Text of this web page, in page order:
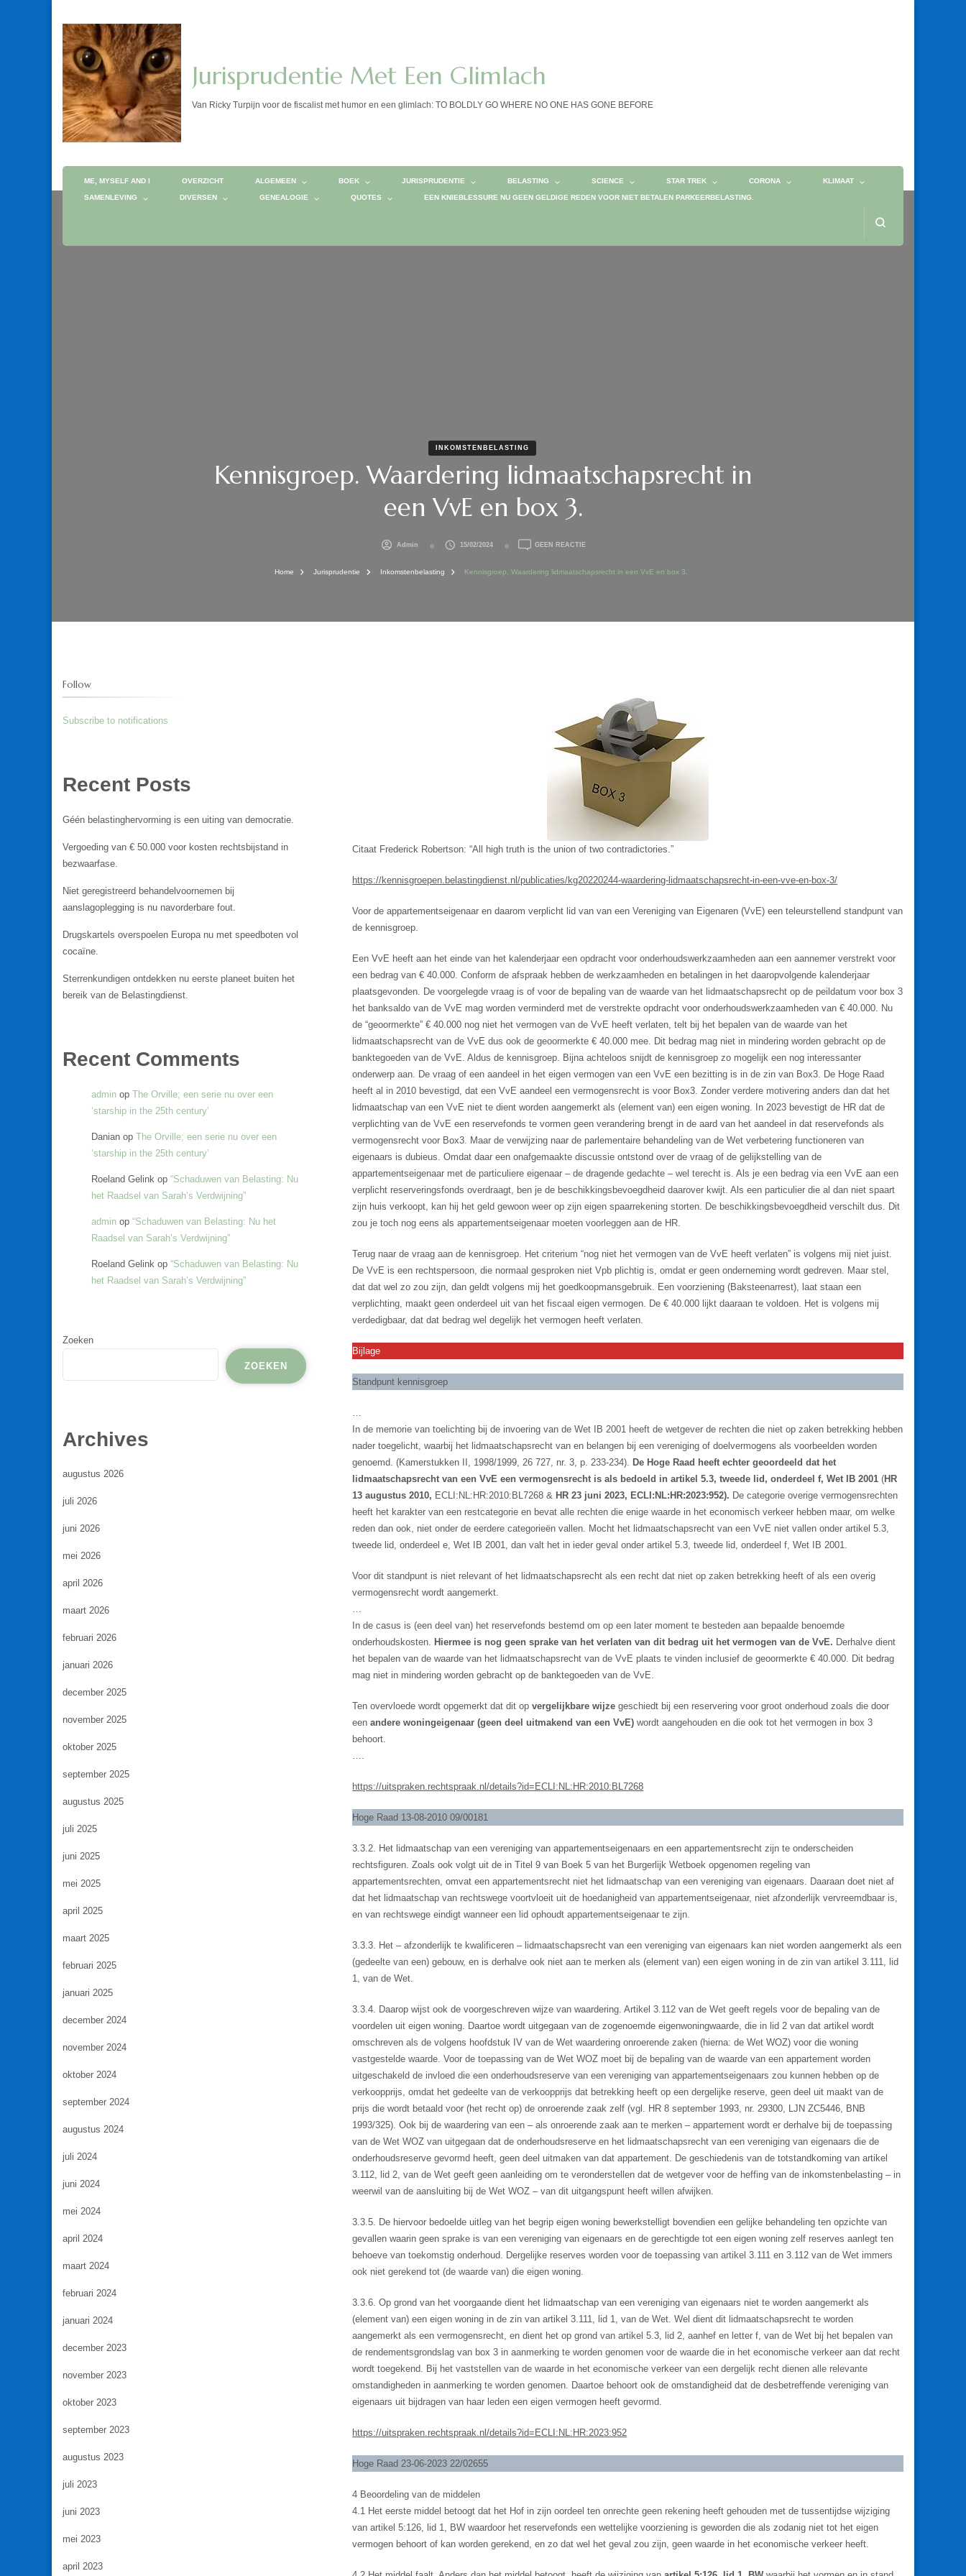
Jurisprudentie Met Een Glimlach
Van Ricky Turpijn voor de fiscalist met humor en een glimlach: TO BOLDLY GO WHERE NO ONE HAS GONE BEFORE
ME, MYSELF AND I OVERZICHT ALGEMEEN BOEK JURISPRUDENTIE BELASTING SCIENCE STAR TREK CORONA KLIMAAT
SAMENLEVING DIVERSEN GENEALOGIE QUOTES EEN KNIEBLESSURE NU GEEN GELDIGE REDEN VOOR NIET BETALEN PARKEERBELASTING.
INKOMSTENBELASTING
Kennisgroep. Waardering lidmaatschapsrecht in
een VvE en box 3.
Admin 15/02/2024 GEEN REACTIEOP
LIDMAATSCHAPSRECHT
Home Jurisprudentie Inkomstenbelasting Kennisgroep. Waardering lidmaatschapsrecht in een VvE en box 3.
Citaat Frederick Robertson: “All high truth is the union of two contradictories.”
https://kennisgroepen.belastingdienst.nl/publicaties/kg20220244-waardering-lidmaatschapsrecht-in-een-vve-en-box-3/
Voor de appartementseigenaar en daarom verplicht lid van van een Vereniging van Eigenaren (VvE) een teleurstellend standpunt van
de kennisgroep.
Een VvE heeft aan het einde van het kalenderjaar een opdracht voor onderhoudswerkzaamheden aan een aannemer verstrekt voor
een bedrag van € 40.000. Conform de afspraak hebben de werkzaamheden en betalingen in het daaropvolgende kalenderjaar
plaatsgevonden. De voorgelegde vraag is of voor de bepaling van de waarde van het lidmaatschapsrecht op de peildatum voor box 3
het banksaldo van de VvE mag worden verminderd met de verstrekte opdracht voor onderhoudswerkzaamheden van € 40.000. Nu
de “geoormerkte” € 40.000 nog niet het vermogen van de VvE heeft verlaten, telt bij het bepalen van de waarde van het
lidmaatschapsrecht van de VvE dus ook de geoormerkte € 40.000 mee. Dit bedrag mag niet in mindering worden gebracht op de
banktegoeden van de VvE. Aldus de kennisgroep. Bijna achteloos snijdt de kennisgroep zo mogelijk een nog interessanter
onderwerp aan. De vraag of een aandeel in het eigen vermogen van een VvE een bezitting is in de zin van Box3. De Hoge Raad
heeft al in 2010 bevestigd, dat een VvE aandeel een vermogensrecht is voor Box3. Zonder verdere motivering anders dan dat het
lidmaatschap van een VvE niet te dient worden aangemerkt als (element van) een eigen woning. In 2023 bevestigt de HR dat de
verplichting van de VvE een reservefonds te vormen geen verandering brengt in de aard van het aandeel in dat reservefonds als
vermogensrecht voor Box3. Maar de verwijzing naar de parlementaire behandeling van de Wet verbetering functioneren van
eigenaars is dubieus. Omdat daar een onafgemaakte discussie ontstond over de vraag of de gelijkstelling van de
appartementseigenaar met de particuliere eigenaar – de dragende gedachte – wel terecht is. Als je een bedrag via een VvE aan een
verplicht reserveringsfonds overdraagt, ben je de beschikkingsbevoegdheid daarover kwijt. Als een particulier die al dan niet spaart
zijn huis verkoopt, kan hij het geld gewoon weer op zijn eigen spaarrekening storten. De beschikkingsbevoegdheid verschilt dus. Dit
zou je toch nog eens als appartementseigenaar moeten voorleggen aan de HR.
Terug naar de vraag aan de kennisgroep. Het criterium “nog niet het vermogen van de VvE heeft verlaten” is volgens mij niet juist.
De VvE is een rechtspersoon, die normaal gesproken niet Vpb plichtig is, omdat er geen onderneming wordt gedreven. Maar stel,
dat dat wel zo zou zijn, dan geldt volgens mij het goedkoopmansgebruik. Een voorziening (Baksteenarrest), laat staan een
verplichting, maakt geen onderdeel uit van het fiscaal eigen vermogen. De € 40.000 lijkt daaraan te voldoen. Het is volgens mij
verdedigbaar, dat dat bedrag wel degelijk het vermogen heeft verlaten.
Bijlage
Standpunt kennisgroep
…
In de memorie van toelichting bij de invoering van de Wet IB 2001 heeft de wetgever de rechten die niet op zaken betrekking hebben
nader toegelicht, waarbij het lidmaatschapsrecht van en belangen bij een vereniging of doelvermogens als voorbeelden worden
genoemd. (Kamerstukken II, 1998/1999, 26 727, nr. 3, p. 233-234). De Hoge Raad heeft echter geoordeeld dat het
lidmaatschapsrecht van een VvE een vermogensrecht is als bedoeld in artikel 5.3, tweede lid, onderdeel f, Wet IB 2001 (HR
13 augustus 2010, ECLI:NL:HR:2010:BL7268 & HR 23 juni 2023, ECLI:NL:HR:2023:952). De categorie overige vermogensrechten
heeft het karakter van een restcategorie en bevat alle rechten die enige waarde in het economisch verkeer hebben maar, om welke
reden dan ook, niet onder de eerdere categorieën vallen. Mocht het lidmaatschapsrecht van een VvE niet vallen onder artikel 5.3,
tweede lid, onderdeel e, Wet IB 2001, dan valt het in ieder geval onder artikel 5.3, tweede lid, onderdeel f, Wet IB 2001.
Voor dit standpunt is niet relevant of het lidmaatschapsrecht als een recht dat niet op zaken betrekking heeft of als een overig
vermogensrecht wordt aangemerkt.
…
In de casus is (een deel van) het reservefonds bestemd om op een later moment te besteden aan bepaalde benoemde
onderhoudskosten. Hiermee is nog geen sprake van het verlaten van dit bedrag uit het vermogen van de VvE. Derhalve dient
het bepalen van de waarde van het lidmaatschapsrecht van de VvE plaats te vinden inclusief de geoormerkte € 40.000. Dit bedrag
mag niet in mindering worden gebracht op de banktegoeden van de VvE.
Ten overvloede wordt opgemerkt dat dit opvergelijkbare wijzegeschiedt bij een reservering voor groot onderhoud zoals die door
eenandere woningeigenaar (geen deel uitmakend van een VvE) wordt aangehouden en die ook tot het vermogen in box 3
behoort.
….
https://uitspraken.rechtspraak.nl/details?id=ECLI:NL:HR:2010:BL7268
Hoge Raad 13-08-2010 09/00181
3.3.2. Het lidmaatschap van een vereniging van appartementseigenaars en een appartementsrecht zijn te onderscheiden
rechtsfiguren. Zoals ook volgt uit de in Titel 9 van Boek 5 van het Burgerlijk Wetboek opgenomen regeling van
appartementsrechten, omvat een appartementsrecht niet het lidmaatschap van een vereniging van eigenaars. Daaraan doet niet af
dat het lidmaatschap van rechtswege voortvloeit uit de hoedanigheid van appartementseigenaar, niet afzonderlijk vervreemdbaar is,
en van rechtswege eindigt wanneer een lid ophoudt appartementseigenaar te zijn.
3.3.3. Het – afzonderlijk te kwalificeren – lidmaatschapsrecht van een vereniging van eigenaars kan niet worden aangemerkt als een
(gedeelte van een) gebouw, en is derhalve ook niet aan te merken als (element van) een eigen woning in de zin van artikel 3.111, lid
1, van de Wet.
3.3.4. Daarop wijst ook de voorgeschreven wijze van waardering. Artikel 3.112 van de Wet geeft regels voor de bepaling van de
voordelen uit eigen woning. Daartoe wordt uitgegaan van de zogenoemde eigenwoningwaarde, die in lid 2 van dat artikel wordt
omschreven als de volgens hoofdstuk IV van de Wet waardering onroerende zaken (hierna: de Wet WOZ) voor die woning
vastgestelde waarde. Voor de toepassing van de Wet WOZ moet bij de bepaling van de waarde van een appartement worden
uitgeschakeld de invloed die een onderhoudsreserve van een vereniging van appartementseigenaars zou kunnen hebben op de
verkoopprijs, omdat het gedeelte van de verkoopprijs dat betrekking heeft op een dergelijke reserve, geen deel uit maakt van de
prijs die wordt betaald voor (het recht op) de onroerende zaak zelf (vgl. HR 8 september 1993, nr. 29300, LJN ZC5446, BNB
1993/325). Ook bij de waardering van een – als onroerende zaak aan te merken – appartement wordt er derhalve bij de toepassing
van de Wet WOZ van uitgegaan dat de onderhoudsreserve en het lidmaatschapsrecht van een vereniging van eigenaars die de
onderhoudsreserve gevormd heeft, geen deel uitmaken van dat appartement. De geschiedenis van de totstandkoming van artikel
3.112, lid 2, van de Wet geeft geen aanleiding om te veronderstellen dat de wetgever voor de heffing van de inkomstenbelasting – in
weerwil van de aansluiting bij de Wet WOZ – van dit uitgangspunt heeft willen afwijken.
3.3.5. De hiervoor bedoelde uitleg van het begrip eigen woning bewerkstelligt bovendien een gelijke behandeling ten opzichte van
gevallen waarin geen sprake is van een vereniging van eigenaars en de gerechtigde tot een eigen woning zelf reserves aanlegt ten
behoeve van toekomstig onderhoud. Dergelijke reserves worden voor de toepassing van artikel 3.111 en 3.112 van de Wet immers
ook niet gerekend tot (de waarde van) die eigen woning.
3.3.6. Op grond van het voorgaande dient het lidmaatschap van een vereniging van eigenaars niet te worden aangemerkt als
(element van) een eigen woning in de zin van artikel 3.111, lid 1, van de Wet. Wel dient dit lidmaatschapsrecht te worden
aangemerkt als een vermogensrecht, en dient het op grond van artikel 5.3, lid 2, aanhef en letter f, van de Wet bij het bepalen van
de rendementsgrondslag van box 3 in aanmerking te worden genomen voor de waarde die in het economische verkeer aan dat recht
wordt toegekend. Bij het vaststellen van de waarde in het economische verkeer van een dergelijk recht dienen alle relevante
omstandigheden in aanmerking te worden genomen. Daartoe behoort ook de omstandigheid dat de desbetreffende vereniging van
eigenaars uit bijdragen van haar leden een eigen vermogen heeft gevormd.
https://uitspraken.rechtspraak.nl/details?id=ECLI:NL:HR:2023:952
Hoge Raad 23-06-2023 22/02655
4 Beoordeling van de middelen
4.1 Het eerste middel betoogt dat het Hof in zijn oordeel ten onrechte geen rekening heeft gehouden met de tussentijdse wijziging
van artikel 5:126, lid 1, BW waardoor het reservefonds een wettelijke voorziening is geworden die als zodanig niet tot het eigen
vermogen behoort of kan worden gerekend, en zo dat wel het geval zou zijn, geen waarde in het economische verkeer heeft.
Follow
Subscribe to notifications
Recent Posts
Géén belastinghervorming is een uiting van democratie.
Vergoeding van € 50.000 voor kosten rechtsbijstand in
bezwaarfase.
Niet geregistreerd behandelvoornemen bij
aanslagoplegging is nu navorderbare fout.
Drugskartels overspoelen Europa nu met speedboten vol
cocaïne.
Sterrenkundigen ontdekken nu eerste planeet buiten het
bereik van de Belastingdienst.
Recent Comments
admin op The Orville; een serie nu over een
‘starship in the 25th century’
Danian op The Orville; een serie nu over een
‘starship in the 25th century’
Roeland Gelink op “Schaduwen van Belasting: Nu
het Raadsel van Sarah’s Verdwijning”
admin op “Schaduwen van Belasting: Nu het
Raadsel van Sarah’s Verdwijning”
Roeland Gelink op “Schaduwen van Belasting: Nu
het Raadsel van Sarah’s Verdwijning”
Zoeken
ZOEKEN
Archives
augustus 2026
juli 2026
juni 2026
mei 2026
april 2026
maart 2026
februari 2026
januari 2026
december 2025
november 2025
oktober 2025
september 2025
augustus 2025
juli 2025
juni 2025
mei 2025
april 2025
maart 2025
februari 2025
januari 2025
december 2024
november 2024
oktober 2024
september 2024
augustus 2024
juli 2024
juni 2024
mei 2024
april 2024
maart 2024
februari 2024
januari 2024
december 2023
november 2023
oktober 2023
september 2023
augustus 2023
juli 2023
juni 2023
mei 2023
april 2023